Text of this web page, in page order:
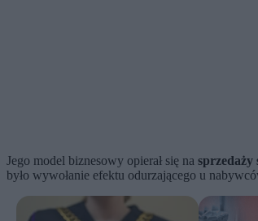
Jego model biznesowy opierał się na
było wywołanie efektu odurzającego u